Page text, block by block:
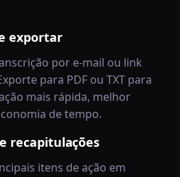
exportar
por e-mail ou link
para PDF ou TXT para
mais rápida, melhor
de tempo.
recapitulações
itens de ação em